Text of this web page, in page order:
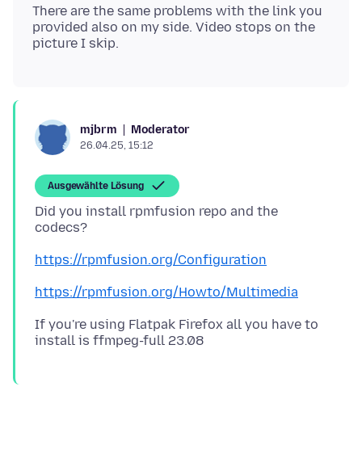
There are the same problems with the link you
provided also on my side. Video stops on the
mjbrm Moderator
26.04.25, 15:12
Ausgewählte Lösung
Did you install rpmfusion repo and the
https://rpmfusion.org/Configuration
https://rpmfusion.org/Howto/Multimedia
If you're using Flatpak Firefox all you have to